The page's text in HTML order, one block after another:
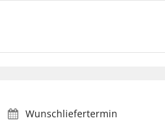
Wunschliefertermin